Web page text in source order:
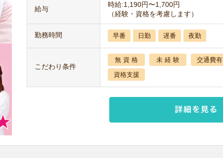
給与
時給:1,190円〜1,700円
（経験・資格を考慮します）
勤務時間 早番 日勤 遅番 夜勤
こだわり条件
無 資 格 未 経 験 交通費有
資格支援